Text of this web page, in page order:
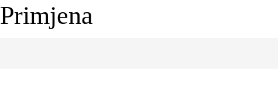
Primjena